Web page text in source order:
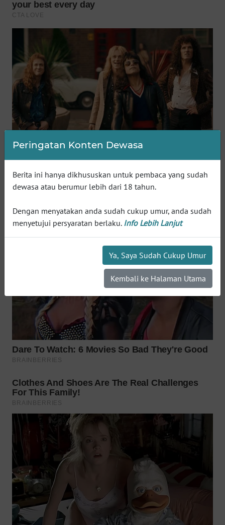
Peringatan Konten Dewasa
Berita ini hanya dikhususkan untuk pembaca yang sudah
dewasa atau berumur lebih dari 18 tahun.
Dengan menyatakan anda sudah cukup umur, anda sudah
menyetujui persyaratan berlaku. Info Lebih Lanjut
Ya, Saya Sudah Cukup Umur
Kembali ke Halaman Utama
SUMEDANG
WN
KEPULAUAN
SERIBU
WN
TANGERANG
WN
BINJAI
CIREBON
WN
MAJALENGKA
WN
SUBANG
WN
SUKABUMI
PURWAKARTA
PRIANGAN
TIMUR
WN
SEMARANG